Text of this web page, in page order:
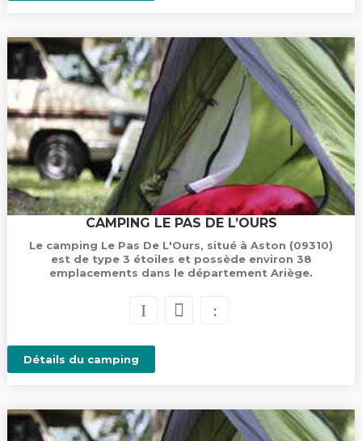
CAMPING LE PAS DE L’OURS
Le camping Le Pas De L'Ours, situé à Aston (09310)
est de type 3 étoiles et possède environ 38
emplacements dans le département Ariège.
Détails du camping